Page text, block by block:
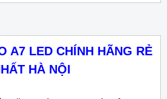
A7 LED CHÍNH HÃNG RẺ
HÀ NỘI